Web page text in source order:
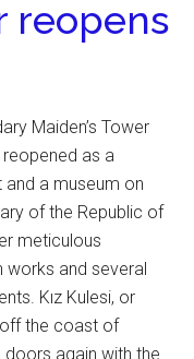
reopens
Maiden’s Tower
as a
and a museum on
of the Republic of
meticulous
works and several
Kız Kulesi, or
off the coast of
doors again with the